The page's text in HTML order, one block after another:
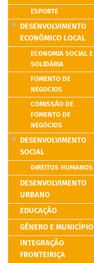
ESPORTE
DESENVOLVIMENTO
ECONÔMICO LOCAL
ECONOMIA SOCIAL E
SOLIDÁRIA
FOMENTO DE
NEGOCIOS
COMISSÃO DE
FOMENTO DE
NEGÓCIOS
DESENVOLVIMENTO
SOCIAL
DIREITOS HUMANOS
DESENVOLVIMENTO
URBANO
EDUCAÇÃO
GÊNERO E MUNICÍPIO
INTEGRAÇÃO
FRONTEIRIÇA